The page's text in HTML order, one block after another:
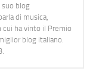
blog
di musica,
cui ha vinto il Premio
blog italiano.